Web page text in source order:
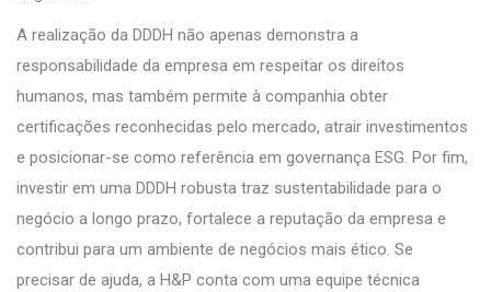
A realização da DDDH não apenas demonstra a
responsabilidade da empresa em respeitar os direitos
humanos, mas também permite à companhia obter
certificações reconhecidas pelo mercado, atrair investimentos
e posicionar-se como referência em governança ESG. Por fim,
investir em uma DDDH robusta traz sustentabilidade para o
negócio a longo prazo, fortalece a reputação da empresa e
contribui para um ambiente de negócios mais ético. Se
precisar de ajuda, a H&P conta com uma equipe técnica